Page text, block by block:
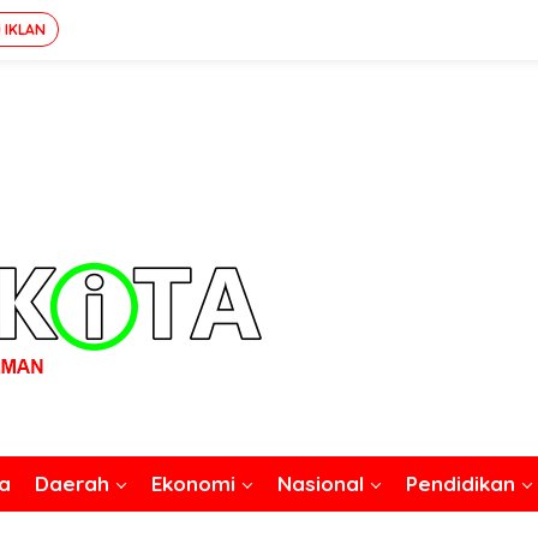
IKLAN
Daerah Ekonomi Nasional Pendidikan